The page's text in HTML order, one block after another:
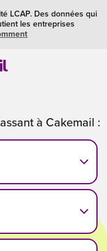
LCAP. Des données qui
les entreprises
à Cakemail :